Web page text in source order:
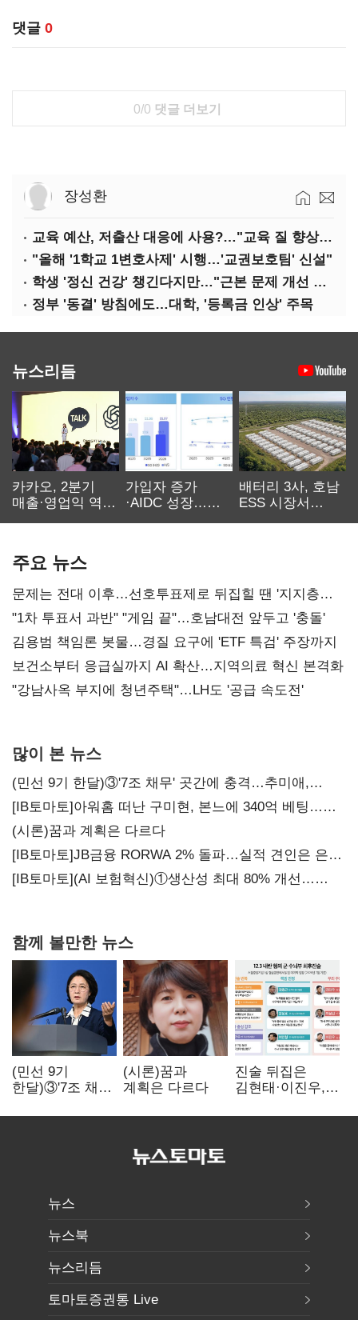
댓글 0
0/0 댓글 더보기
장성환
교육 예산, 저출산 대응에 사용?…"교육 질 향상에 투입해야"
"올해 '1학교 1변호사제' 시행…'교권보호팀' 신설"
학생 '정신 건강' 챙긴다지만…"근본 문제 개선 필요"
정부 '동결' 방침에도…대학, '등록금 인상' 주목
뉴스리듬
카카오, 2분기
매출·영업익 역대
가입자 증가
·AIDC 성장…
배터리 3사, 호남
ESS 시장서
주요 뉴스
문제는 전대 이후…선호투표제로 뒤집힐 땐 '지지층
불복'
"1차 투표서 과반" "게임 끝"…호남대전 앞두고 '충돌'
김용범 책임론 봇물…경질 요구에 'ETF 특검' 주장까지
보건소부터 응급실까지 AI 확산…지역의료 혁신 본격화
"강남사옥 부지에 청년주택"…LH도 '공급 속도전'
많이 본 뉴스
(민선 9기 한달)③'7조 채무' 곳간에 충격…추미애,
20년만에 '비상재정' 선언 승부수
[IB토마토]아워홈 떠난 구미현, 본느에 340억 베팅…
가족 지배체제 구축
(시론)꿈과 계획은 다르다
[IB토마토]JB금융 RORWA 2% 돌파…실적 견인은 은행
아닌 캐피탈
[IB토마토](AI 보험혁신)①생산성 최대 80% 개선…
함께 볼만한 뉴스
(민선 9기
한달)③'7조 채무'
추미애, 20년만에
(시론)꿈과
계획은 다르다
진술 뒤집은
김현태·이진우,
헌신"…법정서
뉴스
뉴스북
뉴스리듬
토마토증권통 Live